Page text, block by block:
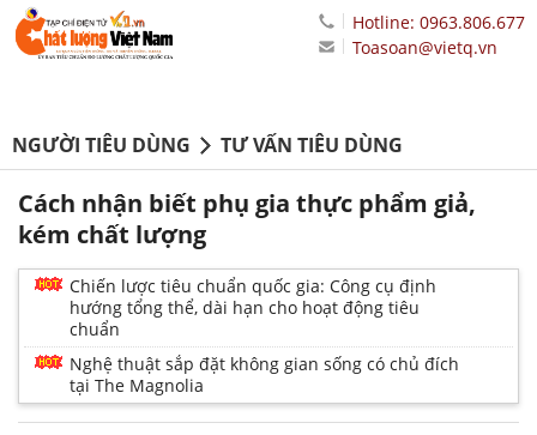
Hotline: 0963.806.677
Toasoan@vietq.vn
NGƯỜI TIÊU DÙNG TƯ VẤN TIÊU DÙNG
Cách nhận biết phụ gia thực phẩm giả,
kém chất lượng
Chiến lược tiêu chuẩn quốc gia: Công cụ định
hướng tổng thể, dài hạn cho hoạt động tiêu
chuẩn
Nghệ thuật sắp đặt không gian sống có chủ đích
tại The Magnolia